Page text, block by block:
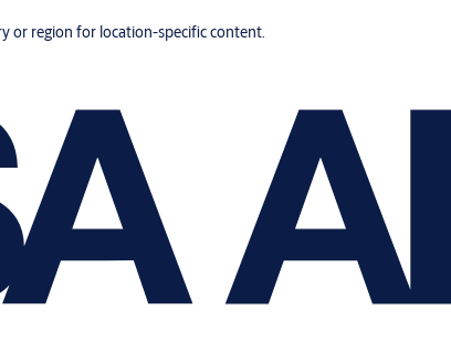
or region for location-specific content.